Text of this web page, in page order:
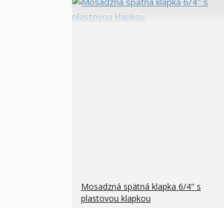
Mosadzná spätná klapka 6/4" s
plastovou klapkou